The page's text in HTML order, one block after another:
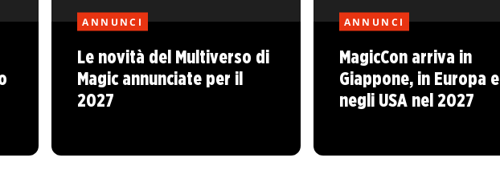
ANNUNCI
Le novità del Multiverso di
Magic annunciate per il
2027
ANNUNCI
MagicCon arriva in
Giappone, in Europa e
negli USA nel 2027